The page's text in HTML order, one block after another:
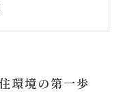
めの内窓の活用
環境の第一歩